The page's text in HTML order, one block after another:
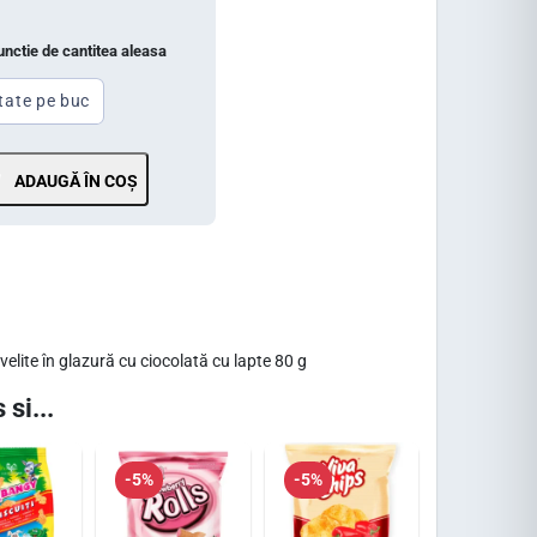
de cantitea aleasa
pe buc
ADAUGĂ ÎN COȘ
în glazură cu ciocolată cu lapte 80 g
si...
-5% -5%